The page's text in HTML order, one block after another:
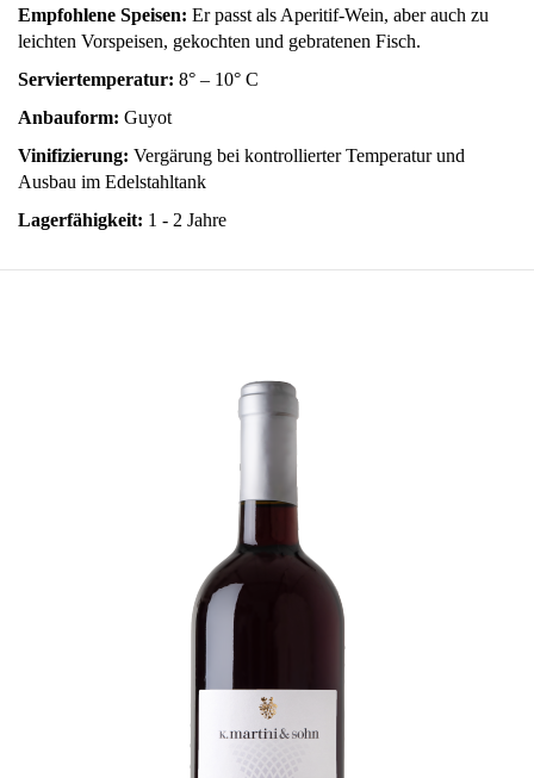
Empfohlene Speisen: Er passt als Aperitif-Wein, aber auch zu
leichten Vorspeisen, gekochten und gebratenen Fisch.
Serviertemperatur: 8° – 10° C
Anbauform: Guyot
Vinifizierung: Vergärung bei kontrollierter Temperatur und
Ausbau im Edelstahltank
Lagerfähigkeit: 1 - 2 Jahre